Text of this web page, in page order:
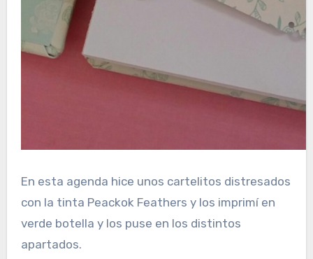
En esta agenda hice unos cartelitos distresados
con la tinta Peackok Feathers y los imprimí en
verde botella y los puse en los distintos
apartados.